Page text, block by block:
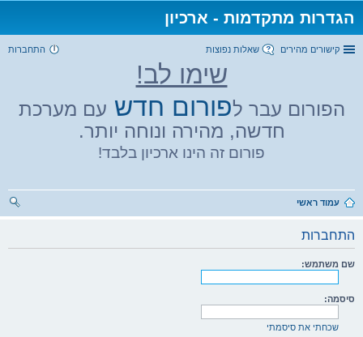
הגדרות מתקדמות - ארכיון
קישורים מהירים שאלות נפוצות התחברות
שימו לב!
הפורום עבר לפורום חדש עם מערכת
חדשה, מהירה ונוחה יותר.
פורום זה הינו ארכיון בלבד!
עמוד ראשי
התחברות
שם משתמש:
סיסמה:
שכחתי את סיסמתי